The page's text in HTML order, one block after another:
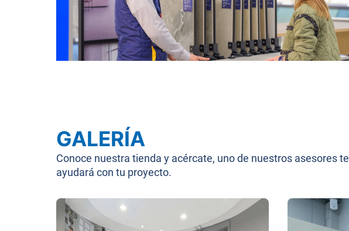
GALERÍA
Conoce nuestra tienda y acércate, uno de nuestros asesores te
ayudará con tu proyecto.